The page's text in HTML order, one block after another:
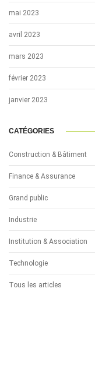
mai 2023
avril 2023
mars 2023
février 2023
janvier 2023
CATÉGORIES
Construction & Bâtiment
Finance & Assurance
Grand public
Industrie
Institution & Association
Technologie
Tous les articles